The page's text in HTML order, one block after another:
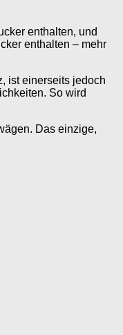
enthalten, und
enthalten – mehr
ist einerseits jedoch
So wird
Das einzige,